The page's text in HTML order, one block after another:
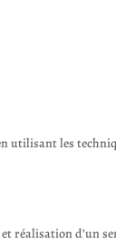
utilisant les
réalisation d’un